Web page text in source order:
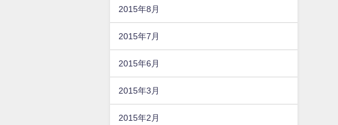
2015年8月
2015年7月
2015年6月
2015年3月
2015年2月